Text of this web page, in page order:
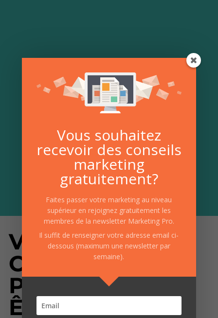
VOS
CAMPAGNES
POURRAIENT
ÊTRE PLUS
Vous souhaitez
recevoir des conseils
marketing
gratuitement?
Faites passer votre marketing au niveau
supérieur en rejoignez gratuitement les
membres de la newsletter Marketing Pro.
Il suffit de renseigner votre adresse email ci-
dessous (maximum une newsletter par
semaine).